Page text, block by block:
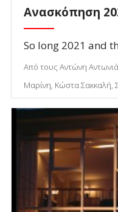
Ανασκόπηση
So long 2021 and
Από τους Αντώνη
Μαρίνη, Κώστα Σακκαλή,